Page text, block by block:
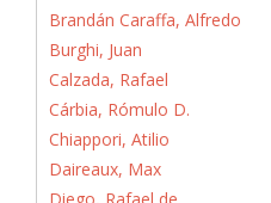
Brandán Caraffa, Alfredo
Burghi, Juan
Calzada, Rafael
Cárbia, Rómulo D.
Chiappori, Atilio
Daireaux, Max
Diego, Rafael de